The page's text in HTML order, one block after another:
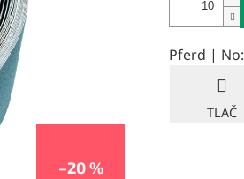
–20 %
Pferd | No:
TLAČ